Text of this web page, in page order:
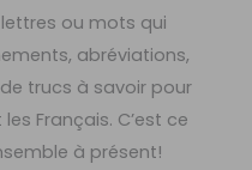
lettres ou mots qui
abréviations,
trucs à savoir pour
Français. C’est ce
à présent!